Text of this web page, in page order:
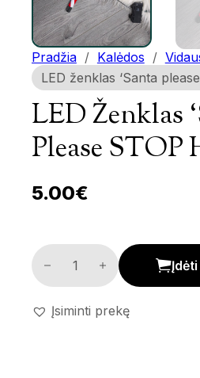
Pradžia / Kalėdos /
LED ženklas ‘Santa
LED Ženklas
Please STOP
5.00€
LED ženklas 'Santa please
Įsiminti prekę